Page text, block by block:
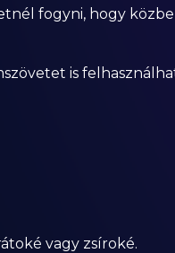
fogyni, hogy
is
vagy zsíroké.